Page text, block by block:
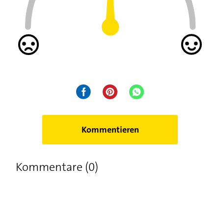
Hundehaare entfernen von Möbeln, Kleidung &
Co.: 3 Tricks
Kommentieren
Kommentare (0)